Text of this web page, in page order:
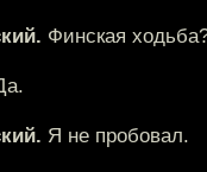
Финская
Я не пробовал.